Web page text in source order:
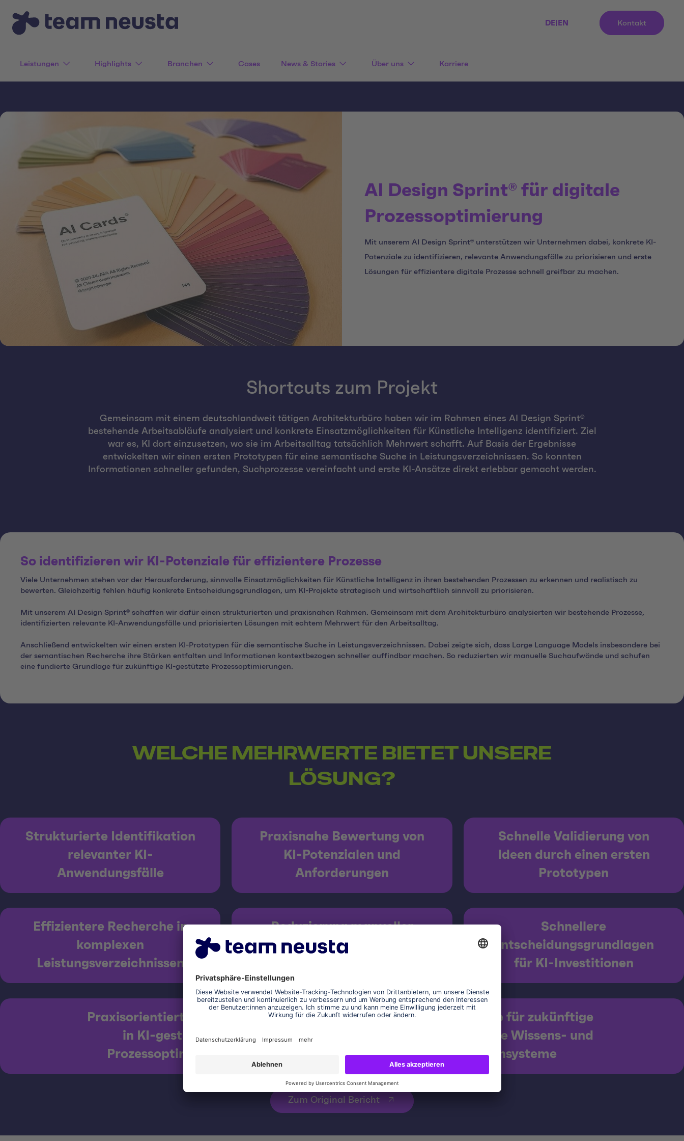
DE EN Kontakt
Leistungen Highlights Branchen Cases News & Stories Über uns Karriere
AI Design Sprint® für digitale
Prozessoptimierung
Mit unserem AI Design Sprint® unterstützen wir Unternehmen dabei, konkrete KI-
Potenziale zu identifizieren, relevante Anwendungsfälle zu priorisieren und erste
Lösungen für effizientere digitale Prozesse schnell greifbar zu machen.
Shortcuts zum Projekt
Gemeinsam mit einem deutschlandweit tätigen Architekturbüro haben wir im Rahmen eines AI Design Sprint®
bestehende Arbeitsabläufe analysiert und konkrete Einsatzmöglichkeiten für Künstliche Intelligenz identifiziert. Ziel
war es, KI dort einzusetzen, wo sie im Arbeitsalltag tatsächlich Mehrwert schafft. Auf Basis der Ergebnisse
entwickelten wir einen ersten Prototypen für eine semantische Suche in Leistungsverzeichnissen. So konnten
Informationen schneller gefunden, Suchprozesse vereinfacht und erste KI-Ansätze direkt erlebbar gemacht werden.
So identifizieren wir KI-Potenziale für effizientere Prozesse
Viele Unternehmen stehen vor der Herausforderung, sinnvolle Einsatzmöglichkeiten für Künstliche Intelligenz in ihren bestehenden Prozessen zu erkennen und realistisch zu
bewerten. Gleichzeitig fehlen häufig konkrete Entscheidungsgrundlagen, um KI-Projekte strategisch und wirtschaftlich sinnvoll zu priorisieren.
Mit unserem AI Design Sprint® schaffen wir dafür einen strukturierten und praxisnahen Rahmen. Gemeinsam mit dem Architekturbüro analysierten wir bestehende Prozesse,
identifizierten relevante KI-Anwendungsfälle und priorisierten Lösungen mit echtem Mehrwert für den Arbeitsalltag.
Anschließend entwickelten wir einen ersten KI-Prototypen für die semantische Suche in Leistungsverzeichnissen. Dabei zeigte sich, dass Large Language Models insbesondere bei
der semantischen Recherche ihre Stärken entfalten und Informationen kontextbezogen schneller auffindbar machen. So reduzierten wir manuelle Suchaufwände und schufen
eine fundierte Grundlage für zukünftige KI-gestützte Prozessoptimierungen.
WELCHE MEHRWERTE BIETET UNSERE
LÖSUNG?
Strukturierte Identifikation
relevanter KI-
Anwendungsfälle
Praxisnahe Bewertung von
KI-Potenzialen und
Anforderungen
Schnelle Validierung von
Ideen durch einen ersten
Prototypen
Effizientere Recherche in
komplexen
Leistungsverzeichnissen
Reduzierung manueller
Such- und
Schnellere
Entscheidungsgrundlagen
für KI-Investitionen
Praxisorientierter Einstieg
in KI-gestützte
Prozessoptimierung
Grundlage für zukünftige
intelligente Wissens- und
Suchsysteme
Zum Original Bericht